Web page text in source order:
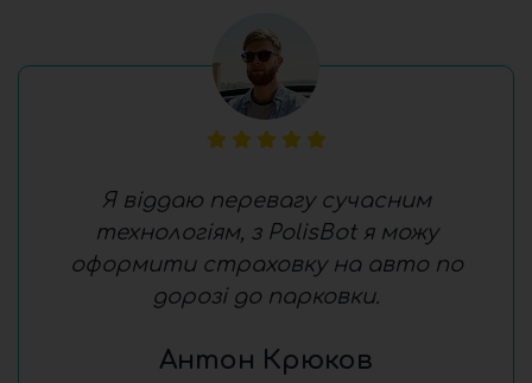
Я віддаю перевагу сучасним
технологіям, з PolisBot я можу
оформити страховку на авто по
дорозі до парковки.
Антон Крюков